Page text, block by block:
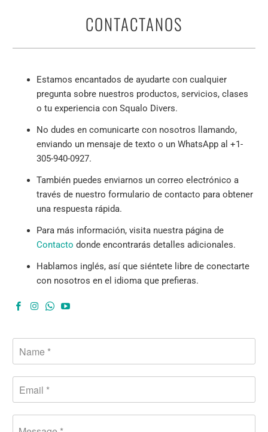
CONTACTANOS
Estamos encantados de ayudarte con cualquier
pregunta sobre nuestros productos, servicios, clases
o tu experiencia con Squalo Divers.
No dudes en comunicarte con nosotros llamando,
enviando un mensaje de texto o un WhatsApp al +1-
305-940-0927.
También puedes enviarnos un correo electrónico a
través de nuestro formulario de contacto para obtener
una respuesta rápida.
Para más información, visita nuestra página de
Contacto donde encontrarás detalles adicionales.
Hablamos inglés, así que siéntete libre de conectarte
con nosotros en el idioma que prefieras.